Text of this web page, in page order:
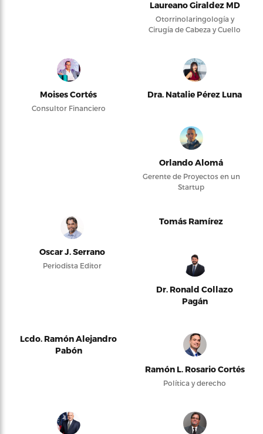
Laureano Giraldez MD
Otorrinolaringología y
Cirugía de Cabeza y Cuello
Moises Cortés
Consultor Financiero
Dra. Natalie Pérez Luna
Orlando Alomá
Gerente de Proyectos en un
Startup
Oscar J. Serrano
Periodista Editor
Tomás Ramírez
Dr. Ronald Collazo
Pagán
Lcdo. Ramón Alejandro
Pabón
Ramón L. Rosario Cortés
Política y derecho